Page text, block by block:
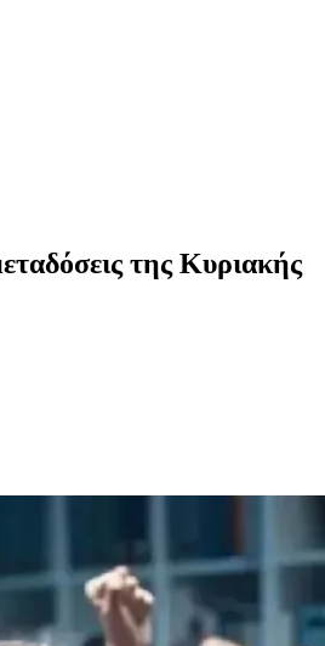
της Κυριακής